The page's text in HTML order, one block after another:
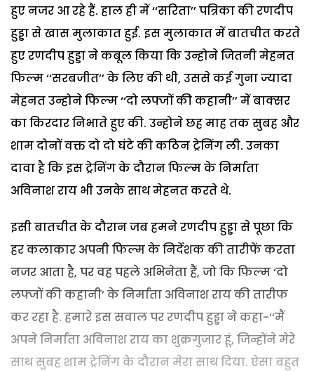
हुए नजर आ रहे हैं. हाल ही में ‘‘सरिता’’ पत्रिका की रणदीप
हुड्डा से खास मुलाकात हुई. इस मुलाकात में बातचीत करते
हुए रणदीप हुड्डा ने कबूल किया कि उन्होने जितनी मेहनत
फिल्म ‘‘सरबजीत’’ के लिए की थी, उससे कई गुना ज्यादा
मेहनत उन्होने फिल्म ‘‘दो लफ्जों की कहानी’’ में बाक्सर
का किरदार निभाते हुए की. उन्होने छह माह तक सुबह और
शाम दोनों वक्त दो दो घंटे की कठिन ट्रेनिंग ली. उनका
दावा है कि इस ट्रेनिंग के दौरान फिल्म के निर्माता
अविनाश राय भी उनके साथ मेहनत करते थे.
इसी बातचीत के दौरान जब हमने रणदीप हुड्डा से पूछा कि
हर कलाकार अपनी फिल्म के निर्देशक की तारीफें करता
नजर आता है, पर वह पहले अभिनेता हैं, जो कि फिल्म ‘दो
लफ्जों की कहानी’ के निर्माता अविनाश राय की तारीफ
कर रहा है. हमारे इस सवाल पर रणदीप हुड्डा ने कहा-‘‘मैं
अपने निर्माता अविनाश राय का शुक्रगुजार हूं, जिन्होंने मेरे
साथ सुबह शाम ट्रेनिंग के दौरान मेरा साथ दिया. ऐसा बहुत